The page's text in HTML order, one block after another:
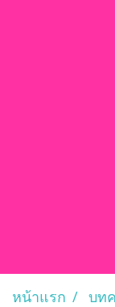
หน้าแรก บท